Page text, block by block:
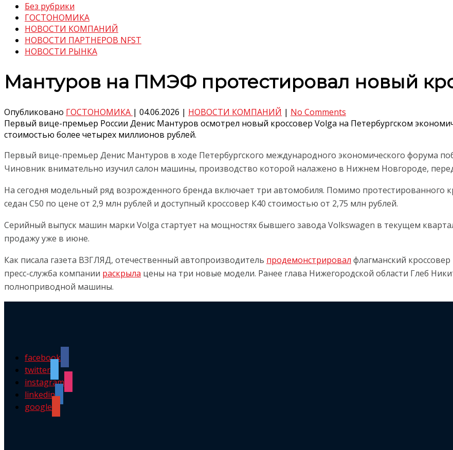
Без рубрики
ГОСТОНОМИКА
НОВОСТИ КОМПАНИЙ
НОВОСТИ ПАРТНЕРОВ NFST
НОВОСТИ РЫНКА
Мантуров на ПМЭФ протестировал новый
Опубликовано ГОСТОНОМИКА | 04.06.2026 | НОВОСТИ КОМПАНИЙ | No Comments
Первый вице-премьер России Денис Мантуров осмотрел новый кроссовер Volga на Петербургском
стоимостью более четырех миллионов рублей.
Первый вице-премьер Денис Мантуров в ходе Петербургского международного экономического форума
Чиновник внимательно изучил салон машины, производство которой налажено в Нижнем Новгороде,
На сегодня модельный ряд возрожденного бренда включает три автомобиля. Помимо протестированного
седан С50 по цене от 2,9 млн рублей и доступный кроссовер К40 стоимостью от 2,75 млн рублей.
Серийный выпуск машин марки Volga стартует на мощностях бывшего завода Volkswagen в текущем
продажу уже в июне.
Как писала газета ВЗГЛЯД, отечественный автопроизводитель продемонстрировал флагманский
пресс-служба компании раскрыла цены на три новые модели. Ранее глава Нижегородской области Глеб
полноприводной машины.
facebook
twitter
instagram
linkedin
google